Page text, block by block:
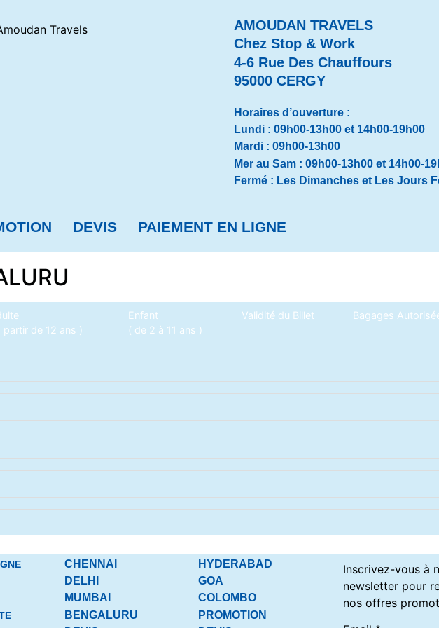
AMOUDAN TRAVELS
Chez Stop & Work
4-6 Rue Des Chauffours
95000 CERGY
Horaires d’ouverture :
Lundi : 09h00-13h00 et 14h00-19h00
Mardi : 09h00-13h00
Mer au Sam : 09h00-13h00 et 14h00-
Fermé : Les Dimanches et Les Jours
DEVIS PAIEMENT EN LIGNE
partir de 12 ans )
Enfant
( de 2 à 11 ans )
Validité du Billet Bagages
CHENNAI
DELHI
MUMBAI
BENGALURU
HYDERABAD
GOA
COLOMBO
PROMOTION
Inscrivez-vous à
newsletter pour
nos offres